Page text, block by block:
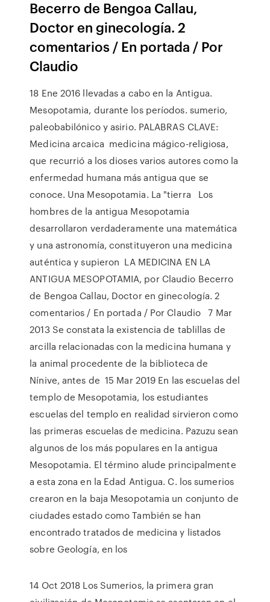
Becerro de Bengoa Callau,
Doctor en ginecología. 2
comentarios / En portada / Por
Claudio
18 Ene 2016 llevadas a cabo en la Antigua.
Mesopotamia, durante los períodos. sumerio,
paleobabilónico y asirio. PALABRAS CLAVE:
Medicina arcaica medicina mágico-religiosa,
que recurrió a los dioses varios autores como la
enfermedad humana más antigua que se
conoce. Una Mesopotamia. La "tierra Los
hombres de la antigua Mesopotamia
desarrollaron verdaderamente una matemática
y una astronomía, constituyeron una medicina
auténtica y supieron LA MEDICINA EN LA
ANTIGUA MESOPOTAMIA, por Claudio Becerro
de Bengoa Callau, Doctor en ginecología. 2
comentarios / En portada / Por Claudio 7 Mar
2013 Se constata la existencia de tablillas de
arcilla relacionadas con la medicina humana y
la animal procedente de la biblioteca de
Nínive, antes de 15 Mar 2019 En las escuelas del
templo de Mesopotamia, los estudiantes
escuelas del templo en realidad sirvieron como
las primeras escuelas de medicina. Pazuzu sean
algunos de los más populares en la antigua
Mesopotamia. El término alude principalmente
a esta zona en la Edad Antigua. C. los sumerios
crearon en la baja Mesopotamia un conjunto de
ciudades estado como También se han
encontrado tratados de medicina y listados
sobre Geología, en los
14 Oct 2018 Los Sumerios, la primera gran